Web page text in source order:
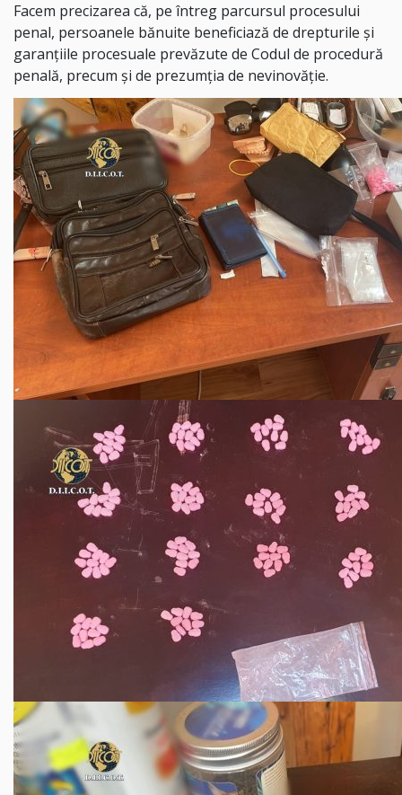
Facem precizarea că, pe întreg parcursul procesului
penal, persoanele bănuite beneficiază de drepturile și
garanțiile procesuale prevăzute de Codul de procedură
penală, precum și de prezumția de nevinovăție.